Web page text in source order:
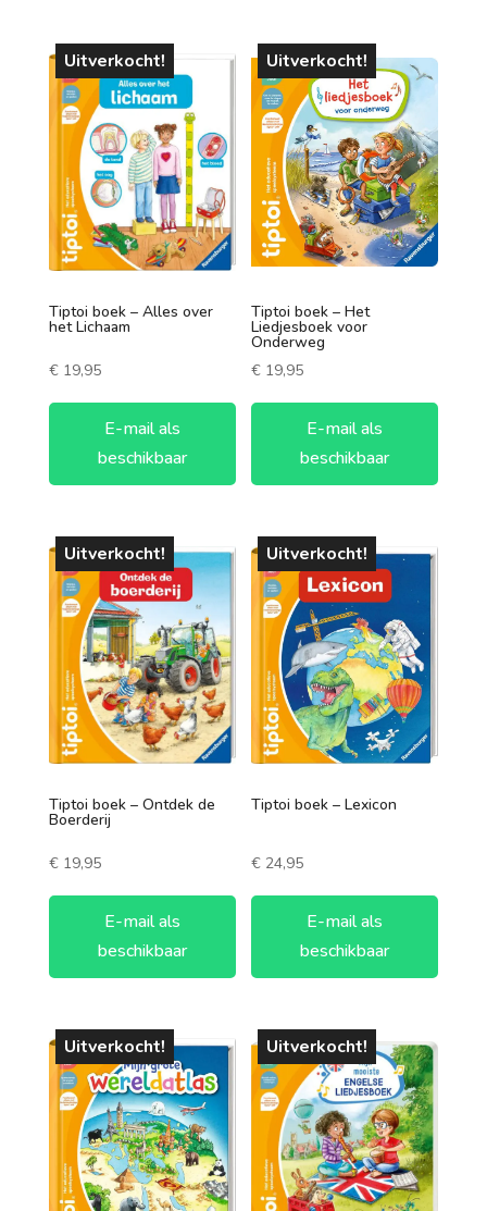
60-90 minuten
90-120 minuten
120+ minuten
Aantal spelers
1 speler
2 spelers
4 spelers
5 spelers
Uitverkocht!
Tiptoi boek – Alles over
het Lichaam
€19,95
E-mail als
beschikbaar
Uitverkocht!
Tiptoi boek – Het
Liedjesboek voor
Onderweg
€ 19,95
E-mail als
beschikbaar
Uitverkocht!
Tiptoi boek – Ontdek de
Boerderij
€19,95
E-mail als
beschikbaar
Uitverkocht!
Tiptoi boek – Lexicon
€ 24,95
E-mail als
beschikbaar
Uitverkocht! Uitverkocht!